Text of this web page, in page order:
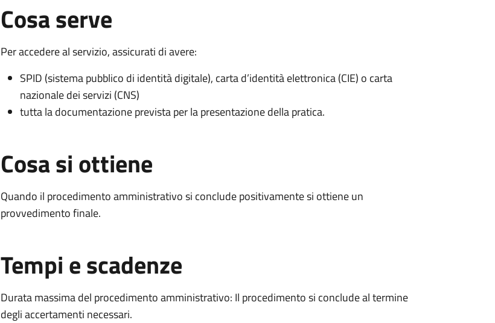
Cosa serve
Per accedere al servizio, assicurati di avere:
SPID (sistema pubblico di identità digitale), carta d’identità elettronica (CIE) o carta
nazionale dei servizi (CNS)
tutta la documentazione prevista per la presentazione della pratica.
Cosa si ottiene
Quando il procedimento amministrativo si conclude positivamente si ottiene un
provvedimento finale.
Tempi e scadenze
Durata massima del procedimento amministrativo: Il procedimento si conclude al termine
degli accertamenti necessari.